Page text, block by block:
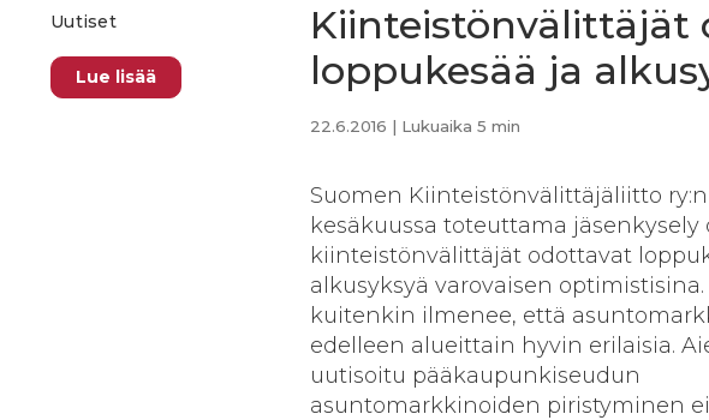
Uutiset
Lue lisää
Kiinteistönvälittäjät
loppukesää ja
22.6.2016 | Lukuaika 5 min
Suomen Kiinteistönvälittäjäliitto ry:n
kesäkuussa toteuttama jäsenkysely
kiinteistönvälittäjät odottavat
alkusyksyä varovaisen optimistisina.
kuitenkin ilmenee, että
edelleen alueittain hyvin erilaisia.
uutisoitu pääkaupunkiseudun
asuntomarkkinoiden piristyminen